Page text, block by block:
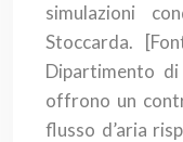
simulazioni
Stoccarda.
Dipartimento
offrono un
flusso d’aria